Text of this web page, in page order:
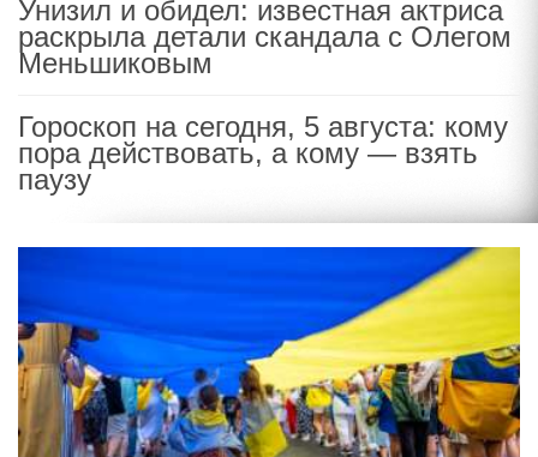
Унизил и обидел: известная актриса
раскрыла детали скандала с Олегом
Меньшиковым
Гороскоп на сегодня, 5 августа: кому
пора действовать, а кому — взять
паузу